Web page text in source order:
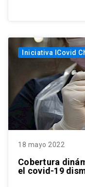
Iniciativa ICovid
18 mayo 2022
Cobertura
el covid-19